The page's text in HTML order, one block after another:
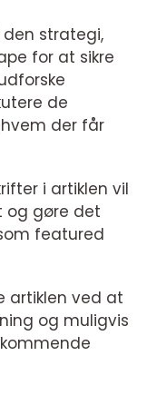
den strategi,
for at sikre
de
der får
i artiklen vil
og gøre det
featured
artiklen ved at
og muligvis